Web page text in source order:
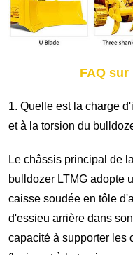
FAQ sur
1. Quelle est la charge
et à la torsion du
Le châssis principal de
bulldozer LTMG adopte
caisse soudée en tôle
d'essieu arrière dans
capacité à supporter les